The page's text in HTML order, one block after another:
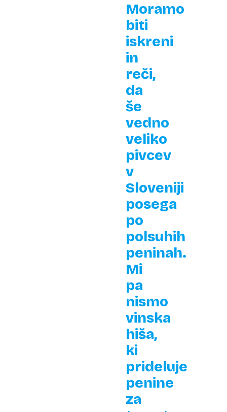
Moramo
biti
iskreni
in
reči,
da
še
vedno
veliko
pivcev
v
Sloveniji
posega
po
polsuhih
peninah.
Mi
pa
nismo
vinska
hiša,
ki
prideluje
penine
za